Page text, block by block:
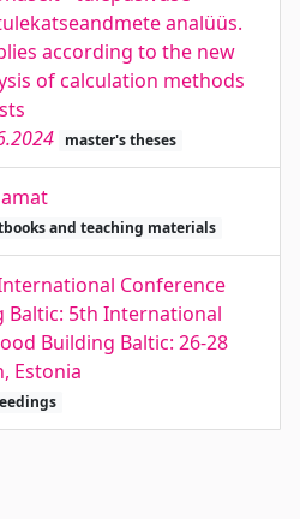
analüüs.
according to the new
of calculation methods
master's theses
and teaching materials
Conference
Baltic: 5th International
Building Baltic: 26-28
Estonia